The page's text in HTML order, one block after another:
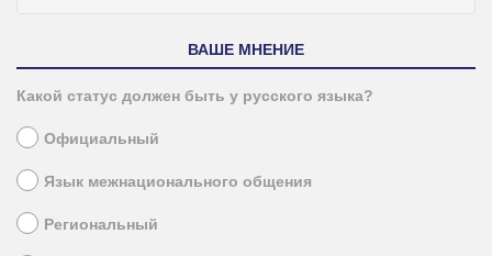
ВАШЕ МНЕНИЕ
Какой статус должен быть у русского языка?
Официальный
Язык межнационального общения
Региональный